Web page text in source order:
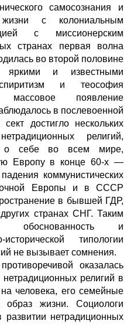
самосознания и
жизни с колониальным
с миссионерским
странах первая волна
во второй половине
и известными
и теософия
массовое появление
в послевоенной
достигло нескольких
религий,
о себе во всем мире,
Европу в конце 60-х —
коммунистических
Европы и в СССР
в бывшей ГДР,
странах СНГ. Таким
обоснованность и
исторической типологии
не вызывает сомнения.
оказалась
религий в
человека, его семейные
жизни. Социологи
нетрадиционных